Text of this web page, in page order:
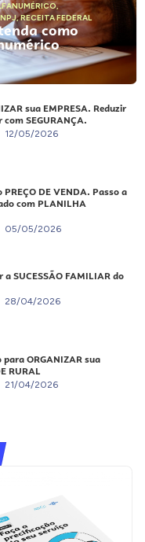
,
,RECEITA FEDERAL
como
sua EMPRESA. Reduzir
com SEGURANÇA.
12/05/2026
DE VENDA. Passo a
com PLANILHA
05/05/2026
a SUCESSÃO FAMILIAR do
28/04/2026
para ORGANIZAR sua
RURAL
21/04/2026